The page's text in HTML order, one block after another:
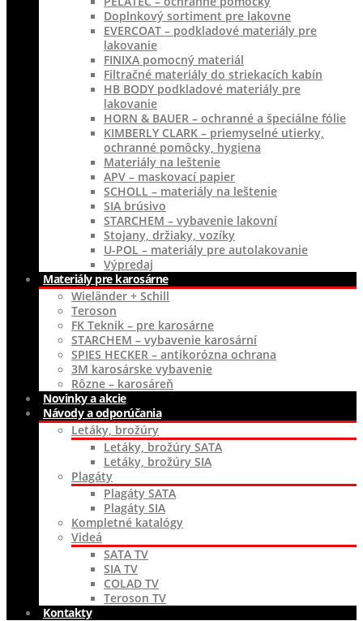
Doplnkový sortiment pre lakovne
EVERCOAT – podkladové materiály pre
lakovanie
FINIXA pomocný materiál
Filtračné materiály do striekacích kabín
HB BODY podkladové materiály pre
lakovanie
HORN & BAUER – ochranné a špeciálne fólie
KIMBERLY CLARK – priemyselné utierky,
ochranné pomôcky, hygiena
Materiály na leštenie
APV – maskovací papier
SCHOLL – materiály na leštenie
SIA brúsivo
STARCHEM – vybavenie lakovní
Stojany, držiaky, vozíky
U-POL – materiály pre autolakovanie
Výpredaj
Materiály pre karosárne
Wieländer + Schill
Teroson
FK Teknik – pre karosárne
STARCHEM – vybavenie karosární
SPIES HECKER – antikorózna ochrana
3M karosárske vybavenie
Rôzne – karosáreň
Novinky a akcie
Návody a odporúčania
Letáky, brožúry
Letáky, brožúry SATA
Letáky, brožúry SIA
Plagáty
Plagáty SATA
Plagáty SIA
Kompletné katalógy
Videá
SATA TV
SIA TV
COLAD TV
Teroson TV
Kontakty